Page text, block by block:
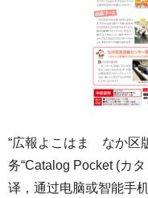
“広報よこはま なか区
务“Catalog Pocket (カ
译，通过电脑或智能手